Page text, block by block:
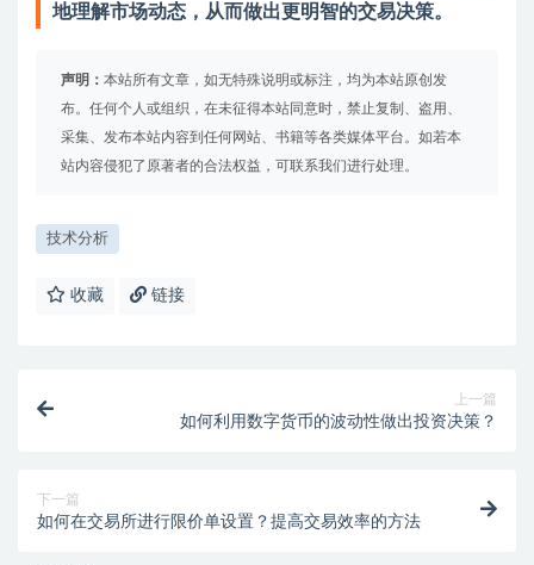
地理解市场动态，从而做出更明智的交易决策。
声明： 本站所有文章，如无特殊说明或标注，均为本站原创发
布。任何个人或组织，在未征得本站同意时，禁止复制、盗用、
采集、发布本站内容到任何网站、书籍等各类媒体平台。如若本
站内容侵犯了原著者的合法权益，可联系我们进行处理。
技术分析
收藏 链接
上一篇
如何利用数字货币的波动性做出投资决策？
下一篇
如何在交易所进行限价单设置？提高交易效率的方法